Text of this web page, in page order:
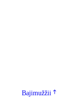
Bajimužžii